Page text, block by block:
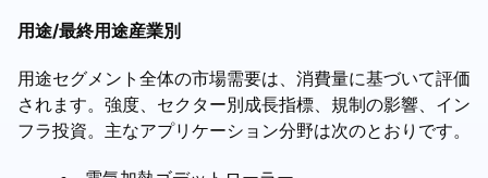
用途/最終用途産業別
用途セグメント全体の市場需要は、消費量に基づいて評価
されます。強度、セクター別成長指標、規制の影響、イン
フラ投資。主なアプリケーション分野は次のとおりです。